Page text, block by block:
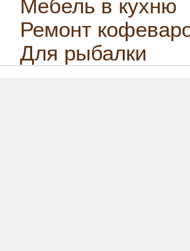
Мебель в кухню
Ремонт
Для рыбалки